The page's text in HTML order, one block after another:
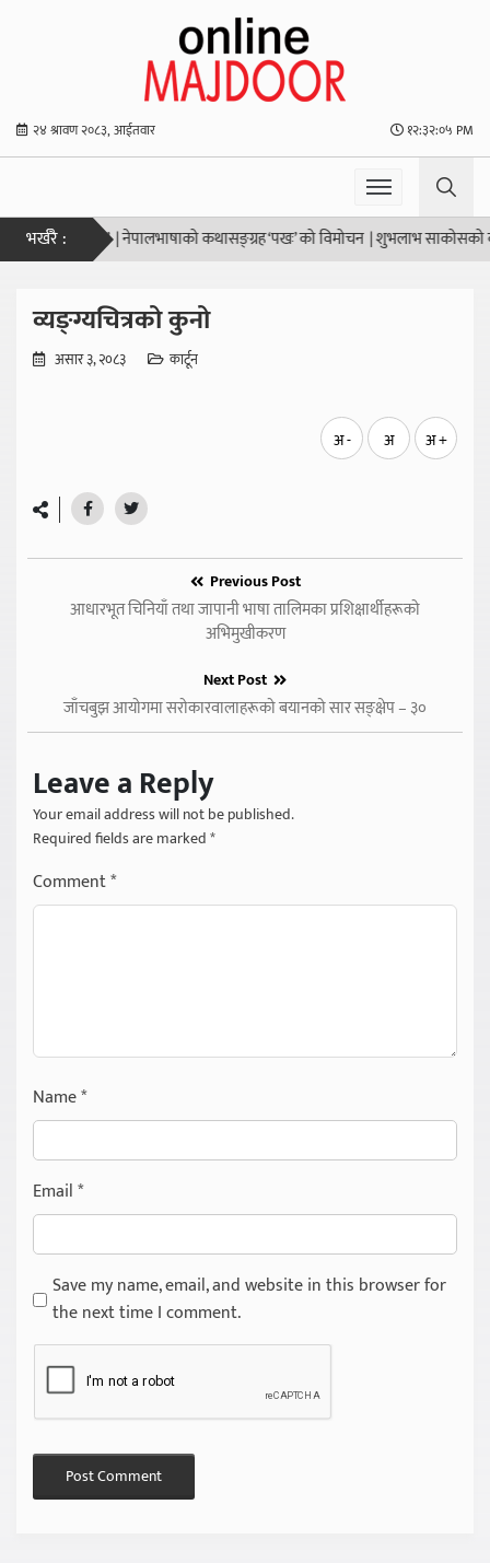
२४ श्रावण २०८३, आईतवार १२:३२:०५ PM
भर्खरै :
उद्देश्य हो” नेपालभाषाको कथासङ्ग्रह ‘पखः’ को विमोचन |शुभलाभ साकोसको
व्यङ्ग्यचित्रको कुनो
असार ३, २०८३ कार्टून
अ - अ अ +
Previous Post
आधारभूत चिनियाँ तथा जापानी भाषा तालिमका प्रशिक्षार्थीहरूको
अभिमुखीकरण
Next Post
जाँचबुझ आयोगमा सरोकारवालाहरूको बयानको सार सङ्क्षेप – ३०
Leave a Reply
Your email address will not be published.
Required fields are marked*
Comment*
Name*
Email*
Save my name, email, and website in this browser for
the next time I comment.